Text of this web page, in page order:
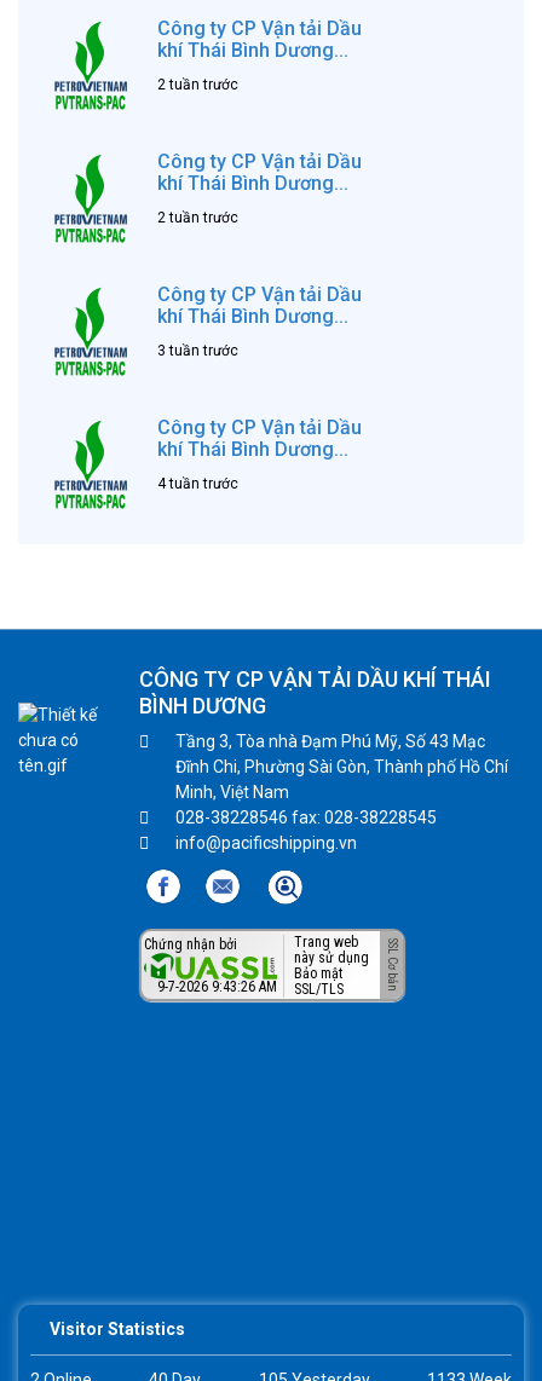
Công ty CP Vận tải Dầu
khí Thái Bình Dương...
2 tuần trước
Công ty CP Vận tải Dầu
khí Thái Bình Dương...
2 tuần trước
Công ty CP Vận tải Dầu
khí Thái Bình Dương...
3 tuần trước
Công ty CP Vận tải Dầu
khí Thái Bình Dương...
4 tuần trước
CÔNG TY CP VẬN TẢI DẦU KHÍ THÁI
BÌNH DƯƠNG
Tầng 3, Tòa nhà Đạm Phú Mỹ, Số 43 Mạc
Đĩnh Chi, Phường Sài Gòn, Thành phố Hồ Chí
Minh, Việt Nam
028-38228546 fax: 028-38228545
info@pacificshipping.vn
Chứng nhận bởi
9-7-2026 9:43:26 AM
Trang web
này sử dụng
Bảo mật
SSL/TLS
Visitor Statistics